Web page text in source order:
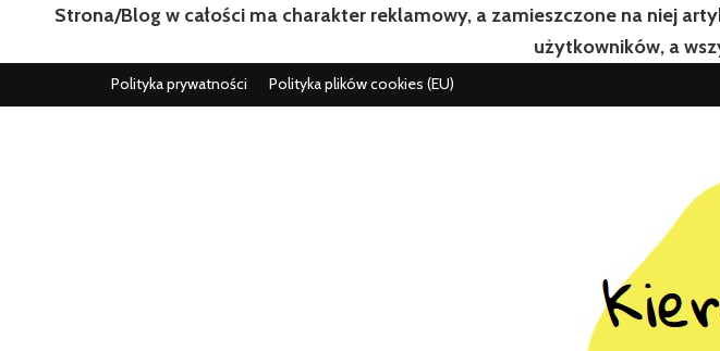
Strona/Blog w całości ma charakter reklamowy, a zamieszczone na niej
użytkowników, a
Polityka prywatności Polityka plików cookies (EU)